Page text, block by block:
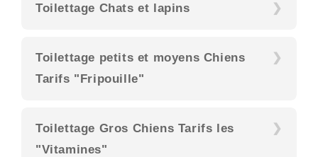
Toilettage Chats et lapins
Toilettage petits et moyens Chiens
Tarifs "Fripouille"
Toilettage Gros Chiens Tarifs les
"Vitamines"